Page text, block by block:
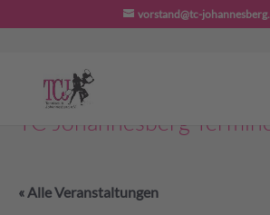
vorstand@tc-
TC Johannesberg
« Alle Veranstaltungen